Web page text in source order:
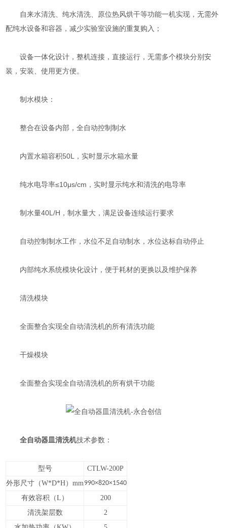
自来水清洗、纯水清洗、原位热风烘干等功能一机实现，无需外
配纯水设备和容器，减少实验室设施的重复购入；
设备一体化设计，整机连接，直接运行，无需多个模块分别安
装，安装、使用更方便。
制水模块：
整合在设备内部，全自动控制制水
内置水箱容积50L，实时显示水箱水量
纯水电导率≤10μs/cm，实时显示纯水和清洗的电导率
制水量40L/H，制水量大，满足设备连续运行要求
自动控制制水工作，水位不足自动制水，水位达标自动停止
内部纯水系统模块化设计，便于耗材的更换以及维护保养
清洗模块
全面整合实现全自动清洗机的所有清洗功能
干燥模块
全面整合实现全自动清洗机的所有烘干功能
全自动器皿清洗机技术参数：
型号
CTLW-200P
外形尺寸（W*D*H）mm990×820×1540
有效容积（L ）
200
清洗架层数
2